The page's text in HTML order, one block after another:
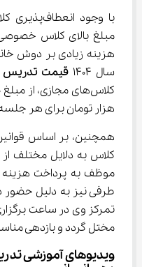
سال 1404
قیمت
هزار تومان برای هر
کلاس به دلایل مختلف
موظف به پرداخت
طرفی نیز به دلیل
تمرکز وی در ساعت
مختل گردد و بازدهی
ویدیوهای آموزشی